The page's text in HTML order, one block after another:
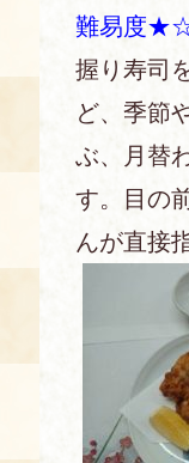
あ
京
募
キ
食
難易度
握り寿司
ど、季節
ぶ、月替
す。目の
んが直接